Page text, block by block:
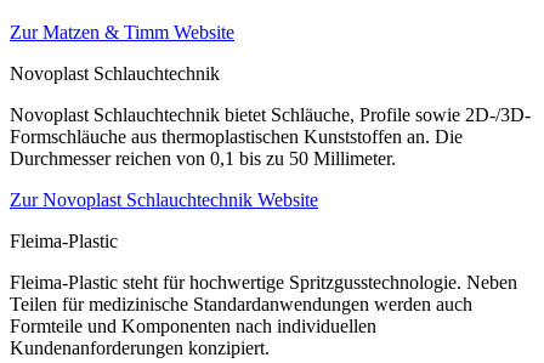
Zur Matzen & Timm Website
Novoplast Schlauchtechnik
Novoplast Schlauchtechnik bietet Schläuche, Profile sowie 2D-/3D-
Formschläuche aus thermoplastischen Kunststoffen an. Die
Durchmesser reichen von 0,1 bis zu 50 Millimeter.
Zur Novoplast Schlauchtechnik Website
Fleima-Plastic
Fleima-Plastic steht für hochwertige Spritzgusstechnologie. Neben
Teilen für medizinische Standardanwendungen werden auch
Formteile und Komponenten nach individuellen
Kundenanforderungen konzipiert.